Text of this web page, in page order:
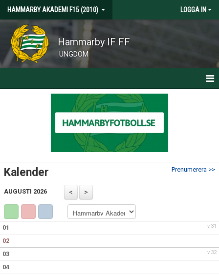
HAMMARBY AKADEMI F15 (2010) LOGGA IN
Hammarby IF FF
UNGDOM
BILDGALLERI
DOKUMENT
KONTAKT
Prenumerera >>
Kalender
AUGUSTI 2026
v.31
01
02
v.32
03
04